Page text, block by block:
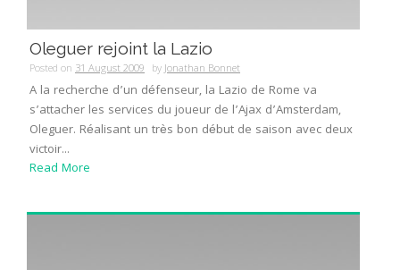
Oleguer rejoint la Lazio
Posted on 31 August 2009 byJonathan Bonnet
A la recherche d’un défenseur, la Lazio de Rome va
s’attacher les services du joueur de l’Ajax d’Amsterdam,
Oleguer. Réalisant un très bon début de saison avec deux
victoir...
Read More